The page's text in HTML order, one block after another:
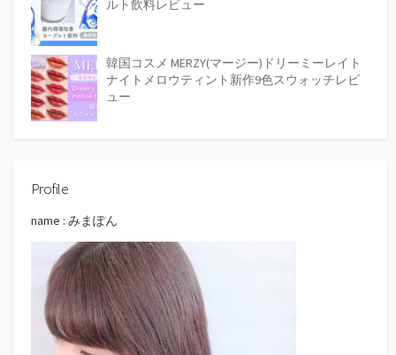
ルト飲料レビュー
韓国コスメ MERZY(マージー)ドリーミーレイト
ナイトメロウティント新作9色スウォッチレビ
ュー
Profile
name : みまぽん